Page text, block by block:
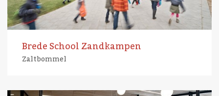
Brede School Zandkampen
Zaltbommel